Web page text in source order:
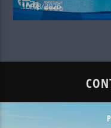
10/08/2026